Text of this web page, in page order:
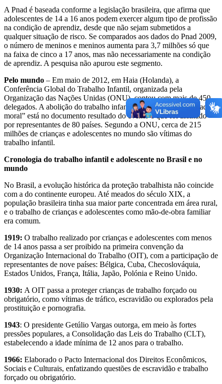
A Pnad é baseada conforme a legislação brasileira, que afirma que
adolescentes de 14 a 16 anos podem exercer algum tipo de profissão
na condição de aprendiz, desde que não sejam submetidos a
qualquer situação de risco. Se comparados aos dados do Pnad 2009,
o número de meninos e meninos aumenta para 3,7 milhões só que
na faixa de cinco a 17 anos, mas não necessariamente na condição
de aprendiz. A pesquisa não apurou este segmento.
Pelo mundo – Em maio de 2012, em Haia (Holanda), a
Conferência Global do Trabalho Infantil, organizada pela
Organização das Nações Unidas (ONU), contou com mais de 450
delegados. A abolição do trabalho infantil como uma “necessidade
moral” está no documento resultado do evento e que foi assinado
por representantes de 80 países. Segundo a ONU, cerca de 215
milhões de crianças e adolescentes no mundo são vítimas do
trabalho infantil.
Cronologia do trabalho infantil e adolescente no Brasil e no
mundo
No Brasil, a evolução histórica da proteção trabalhista não coincide
com a do continente europeu. Até meados do século XIX, a
população brasileira tinha sua maior parte concentrada em área rural,
e o trabalho de crianças e adolescentes como mão-de-obra familiar
era comum.
1919: O trabalho realizado por crianças e adolescentes com menos
de 14 anos passa a ser proibido na primeira convenção da
Organização Internacional do Trabalho (OIT), com a participação de
representantes de nove países: Bélgica, Cuba, Checoslováquia,
Estados Unidos, França, Itália, Japão, Polónia e Reino Unido.
1930: A OIT passa a proteger crianças de trabalho forçado ou
obrigatório, como vítimas de tráfico, escravidão ou explorados pela
prostituição e pornografia.
1943: O presidente Getúlio Vargas outorga, em meio às fortes
pressões populares, a Consolidação das Leis do Trabalho (CLT),
estabelecendo a idade mínima de 12 anos para o trabalho.
1966: Elaborado o Pacto Internacional dos Direitos Econômicos,
Sociais e Culturais, enfatizando questões de escravidão e trabalho
forçado ou obrigatório.